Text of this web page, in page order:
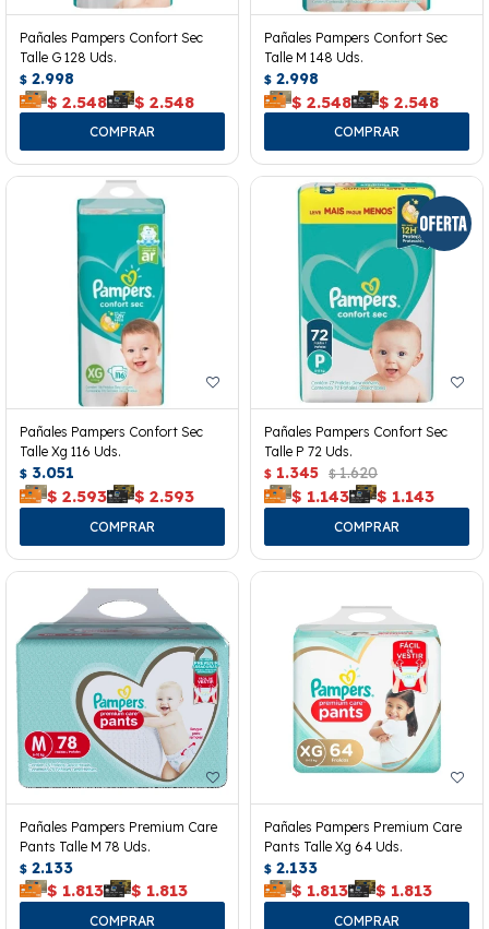
Pañales Pampers Confort Sec
Talle G 128 Uds.
$ 2.998
$ 2.548 $ 2.548
Pañales Pampers Confort Sec
Talle M 148 Uds.
$ 2.998
$ 2.548 $ 2.548
Pañales Pampers Confort Sec
Talle Xg 116 Uds.
$ 3.051
$ 2.593 $ 2.593
Pañales Pampers Confort Sec
Talle P 72 Uds.
$ 1.345 $ 1.620
$ 1.143 $ 1.143
Pañales Pampers Premium Care
Pants Talle M 78 Uds.
$ 2.133
$ 1.813 $ 1.813
Pañales Pampers Premium Care
Pants Talle Xg 64 Uds.
$ 2.133
$ 1.813 $ 1.813